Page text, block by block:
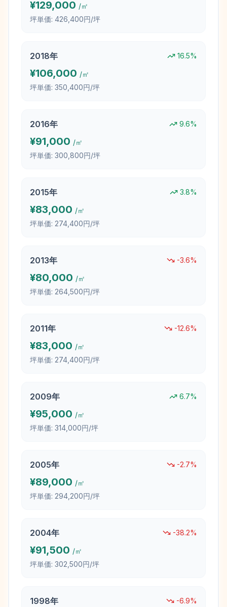
¥129,000 /㎡
坪単価: 426,400円/坪
2018年 16.5%
¥106,000 /㎡
坪単価: 350,400円/坪
2016年 9.6%
¥91,000 /㎡
坪単価: 300,800円/坪
2015年 3.8%
¥83,000 /㎡
坪単価: 274,400円/坪
2013年 -3.6%
¥80,000 /㎡
坪単価: 264,500円/坪
2011年 -12.6%
¥83,000 /㎡
坪単価: 274,400円/坪
2009年 6.7%
¥95,000 /㎡
坪単価: 314,000円/坪
2005年 -2.7%
¥89,000 /㎡
坪単価: 294,200円/坪
2004年 -38.2%
¥91,500 /㎡
坪単価: 302,500円/坪
1998年 -6.9%